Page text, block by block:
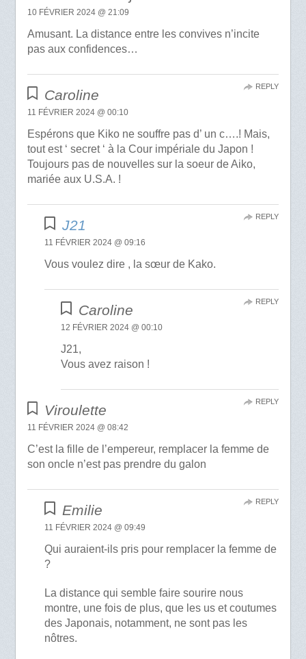
10 FÉVRIER 2024 @ 21:09
Amusant. La distance entre les convives n’incite
pas aux confidences…
Caroline
11 FÉVRIER 2024 @ 00:10
Espérons que Kiko ne souffre pas d’ un c….! Mais,
tout est ‘ secret ‘ à la Cour impériale du Japon !
Toujours pas de nouvelles sur la soeur de Aiko,
mariée aux U.S.A. !
REPLY
J21
11 FÉVRIER 2024 @ 09:16
Vous voulez dire , la sœur de Kako.
REPLY
Caroline
12 FÉVRIER 2024 @ 00:10
J21,
Vous avez raison !
REPLY
Viroulette
11 FÉVRIER 2024 @ 08:42
C’est la fille de l’empereur, remplacer la femme de
son oncle n’est pas prendre du galon
REPLY
Emilie
11 FÉVRIER 2024 @ 09:49
Qui auraient-ils pris pour remplacer la femme de
?
La distance qui semble faire sourire nous
montre, une fois de plus, que les us et coutumes
des Japonais, notamment, ne sont pas les
nôtres.
REPLY